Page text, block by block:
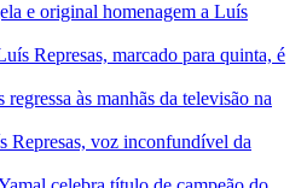
e original homenagem a Luís
Represas, marcado para quinta, é
às manhãs da televisão na
Represas, voz inconfundível da